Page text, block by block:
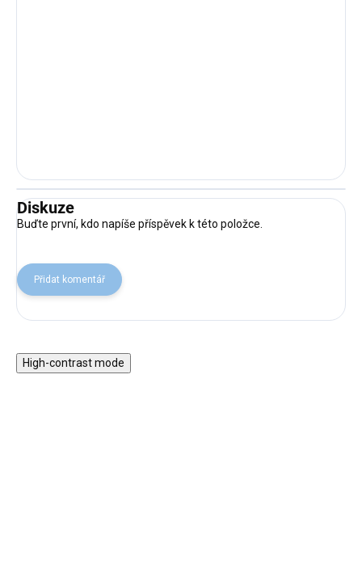
Diskuze
Buďte první, kdo napíše příspěvek k této položce.
Přidat komentář
High-contrast mode